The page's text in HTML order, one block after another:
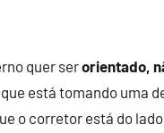
quer serorientado,
está tomando uma
o corretor está do